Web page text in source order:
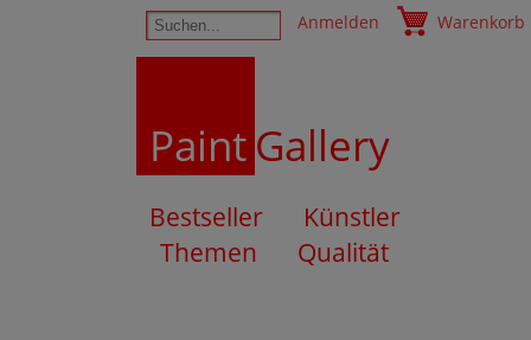
Anmelden Warenkorb
PaintGallery
Bestseller
Künstler
Themen
Qualität